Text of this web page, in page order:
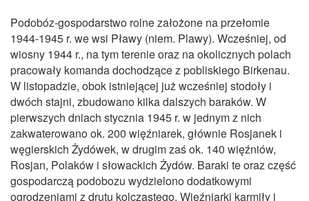
Podobóz‑gospodarstwo rolne założone na przełomie
1944‑1945 r. we wsi Pławy (niem. Plawy). Wcześniej, od
wiosny 1944 r., na tym terenie oraz na okolicznych polach
pracowały komanda dochodzące z pobliskiego Birkenau.
W listopadzie, obok istniejącej już wcześniej stodoły i
dwóch stajni, zbudowano kilka dalszych baraków. W
pierwszych dniach stycznia 1945 r. w jednym z nich
zakwaterowano ok. 200 więźniarek, głównie Rosjanek i
węgierskich Żydówek, w drugim zaś ok. 140 więźniów,
Rosjan, Polaków i słowackich Żydów. Baraki te oraz część
gospodarczą podobozu wydzielono dodatkowymi
ogrodzeniami z drutu kolczastego. Więźniarki karmiły i